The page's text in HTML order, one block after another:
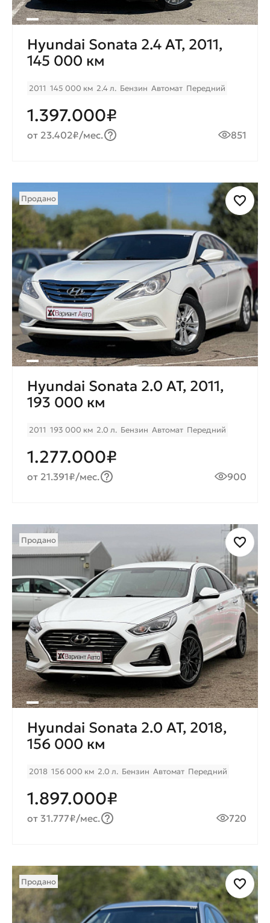
Hyundai Sonata 2.4 AT, 2011,
145 000 км
2011 145 000 км 2.4 л. Бензин Автомат Передний
1.397.000₽
от 23.402₽/мес. 851
Продано
Hyundai Sonata 2.0 AT, 2011,
193 000 км
2011 193 000 км 2.0 л. Бензин Автомат Передний
1.277.000₽
от 21.391₽/мес. 900
Продано
Hyundai Sonata 2.0 AT, 2018,
156 000 км
2018 156 000 км 2.0 л. Бензин Автомат Передний
1.897.000₽
от 31.777₽/мес. 720
Продано